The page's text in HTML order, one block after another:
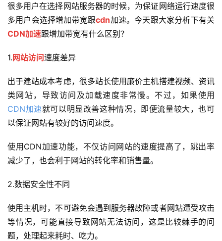
很多用户在选择网站服务器的时候，为保证网络运行速度很
多用户会选择增加带宽跟cdn加速。今天跟大家分析下有关
CDN加速跟增加带宽有什么区别？
1.网站访问速度差异
出于建站成本考虑，很多站长使用廉价主机搭建视频、资讯
类网站，导致访问及加载速度非常慢。不过，如果使用
CDN加速就可以明显改善这种情况，即便流量较大，也可
以保证网站有较好的访问速度。
使用CDN加速功能，不仅访问网站的速度提高了，跳出率
减少了，也会利于网站的转化率和销售量。
2.数据安全性不同
使用主机时，不可避免会遇到服务器故障或者网站遭受攻击
等情况，可能直接导致网站无法访问，这是比较棘手的问
题，处理起来耗时、吃力。